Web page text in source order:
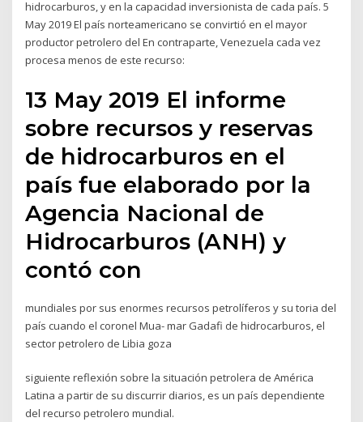
hidrocarburos, y en la capacidad inversionista de cada país. 5
May 2019 El país norteamericano se convirtió en el mayor
productor petrolero del En contraparte, Venezuela cada vez
procesa menos de este recurso:
13 May 2019 El informe
sobre recursos y reservas
de hidrocarburos en el
país fue elaborado por la
Agencia Nacional de
Hidrocarburos (ANH) y
contó con
mundiales por sus enormes recursos petrolíferos y su toria del
país cuando el coronel Mua- mar Gadafi de hidrocarburos, el
sector petrolero de Libia goza
siguiente reflexión sobre la situación petrolera de América
Latina a partir de su discurrir diarios, es un país dependiente
del recurso petrolero mundial.